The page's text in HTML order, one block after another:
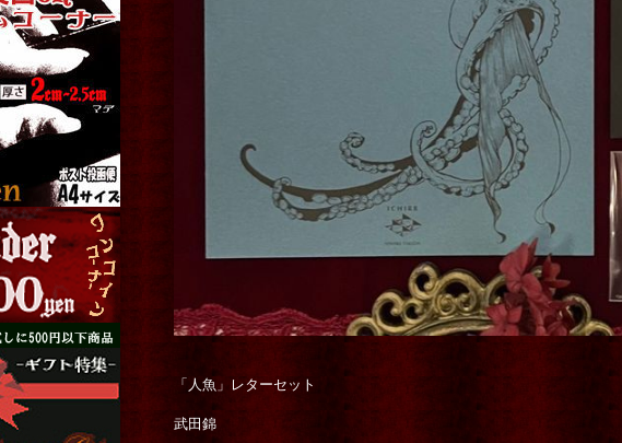
「人魚」レターセット
武田錦